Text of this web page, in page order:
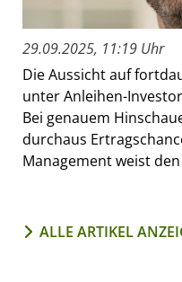
29.09.2025, 11:19 Uhr
Die Aussicht auf
unter Anleihen-
Bei genauem
durchaus
Management weist den
ALLE ARTIKEL